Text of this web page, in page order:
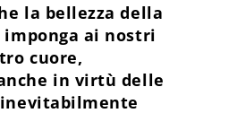
la bellezza della
ai nostri
cuore,
in virtù delle